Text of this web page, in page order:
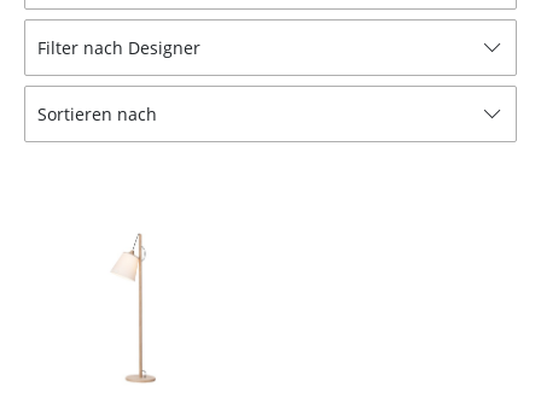
Bänke & Liegen
Sitzsäcke
Schaukelstühle
Konferenzstühle
Filter nach Designer
Sortieren nach